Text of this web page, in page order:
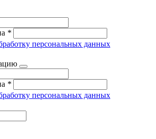
*
персональных данных
*
персональных данных